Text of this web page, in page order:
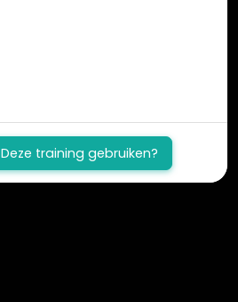
Deze training gebruiken?